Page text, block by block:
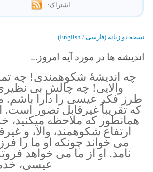
اشتراک:
نسخه دو زبانه (فارسی / English)
اندیشه ها در مورد آیه امروز...
چه اندیشهٔ شکوهمندی! چه
والایی! چه چالش بی
طرز فکر عیسی را دارا
که تقریباً غیرقابل تصور است.
همانطور که ملاحظه میکنید،
ارتفاع شکوهمند، والا، و
می خواند چونکه او ما را
نامد. او از ما می خواهد
عیسی،